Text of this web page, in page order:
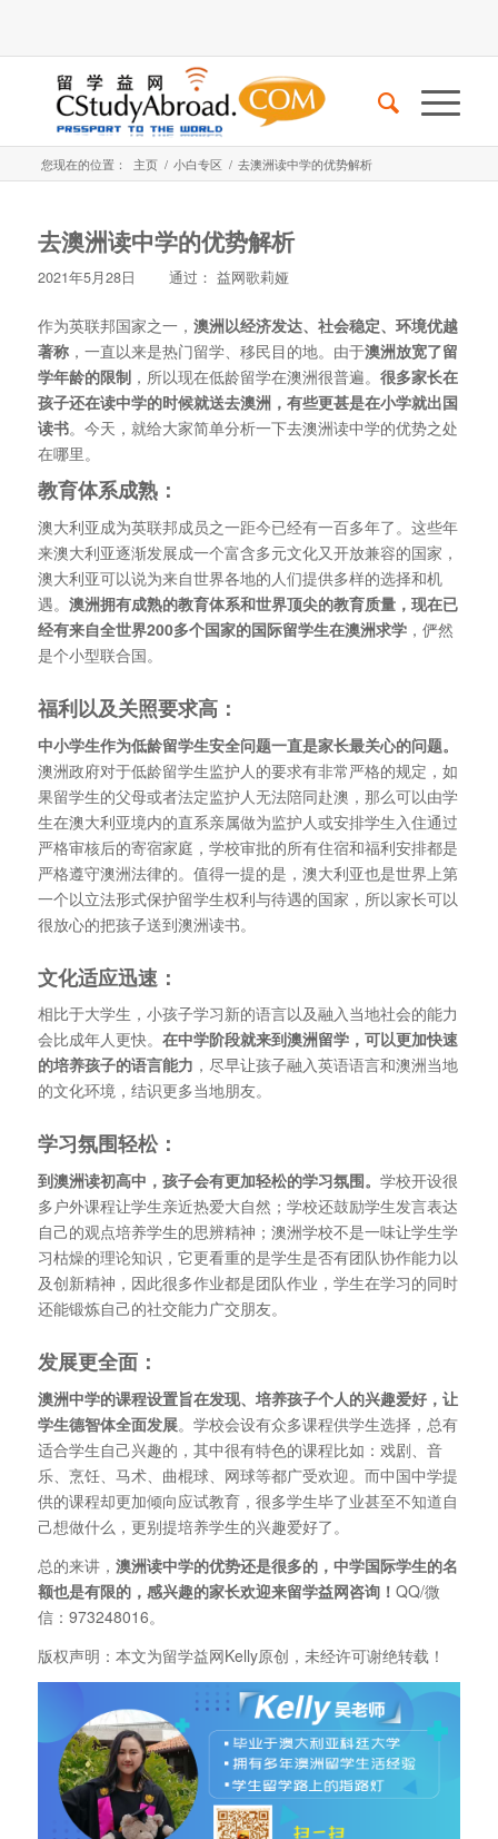
您现在的位置： 主页 / 小白专区 / 去澳洲读中学的优势解析
去澳洲读中学的优势解析
2021年5月28日 通过： 益网歌莉娅
作为英联邦国家之一， 澳洲以经济发达、社会稳定、环境优越
著称，一直以来是热门留学、移民目的地。由于澳洲放宽了留
学年龄的限制，所以现在低龄留学在澳洲很普遍。 很多家长在
孩子还在读中学的时候就送去澳洲，有些更甚是在小学就出国
读书。今天，就给大家简单分析一下去澳洲读中学的优势之处
在哪里。
教育体系成熟：
澳大利亚成为英联邦成员之一距今已经有一百多年了。这些年
来澳大利亚逐渐发展成一个富含多元文化又开放兼容的国家，
澳大利亚可以说为来自世界各地的人们提供多样的选择和机
遇。 澳洲拥有成熟的教育体系和世界顶尖的教育质量，现在已
经有来自全世界200多个国家的国际留学生在澳洲求学，俨然
是个小型联合国。
福利以及关照要求高：
中小学生作为低龄留学生安全问题一直是家长最关心的问题。
澳洲政府对于低龄留学生监护人的要求有非常严格的规定，如
果留学生的父母或者法定监护人无法陪同赴澳，那么可以由学
生在澳大利亚境内的直系亲属做为监护人或安排学生入住通过
严格审核后的寄宿家庭，学校审批的所有住宿和福利安排都是
严格遵守澳洲法律的。值得一提的是，澳大利亚也是世界上第
一个以立法形式保护留学生权利与待遇的国家，所以家长可以
很放心的把孩子送到澳洲读书。
文化适应迅速：
相比于大学生，小孩子学习新的语言以及融入当地社会的能力
会比成年人更快。 在中学阶段就来到澳洲留学，可以更加快速
的培养孩子的语言能力 ，尽早让孩子融入英语语言和澳洲当地
的文化环境，结识更多当地朋友。
学习氛围轻松：
到澳洲读初高中，孩子会有更加轻松的学习氛围。 学校开设很
多户外课程让学生亲近热爱大自然；学校还鼓励学生发言表达
自己的观点培养学生的思辨精神；澳洲学校不是一味让学生学
习枯燥的理论知识，它更看重的是学生是否有团队协作能力以
及创新精神，因此很多作业都是团队作业，学生在学习的同时
还能锻炼自己的社交能力广交朋友。
发展更全面：
澳洲中学的课程设置旨在发现、培养孩子个人的兴趣爱好，让
学生德智体全面发展。学校会设有众多课程供学生选择，总有
适合学生自己兴趣的，其中很有特色的课程比如：戏剧、音
乐、烹饪、马术、曲棍球、网球等都广受欢迎。而中国中学提
供的课程却更加倾向应试教育，很多学生毕了业甚至不知道自
己想做什么，更别提培养学生的兴趣爱好了。
总的来讲， 澳洲读中学的优势还是很多的，中学国际学生的名
额也是有限的，感兴趣的家长欢迎来留学益网咨询！ QQ/微
信：973248016。
版权声明：本文为留学益网Kelly原创，未经许可谢绝转载！